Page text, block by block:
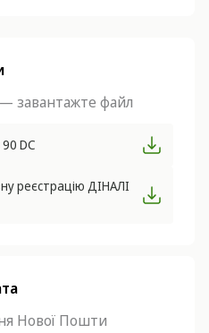
завантажте файл
DC
реєстрацію ДІНАЛІ
Нової Пошти